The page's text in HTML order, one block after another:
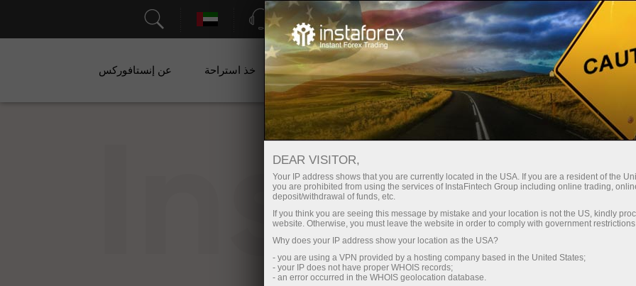
الدعم فتح الحساب الفوري منصة التداول
للمبتدئين للمستثمرين للشركاء الحملات خذ استراحة عن إنستافوركس
DEAR VISITOR,
Your IP address shows that you are currently located in the USA. If you are a resident of the
you are prohibited from using the services of InstaFintech Group including online trading,
deposit/withdrawal of funds, etc.
If you think you are seeing this message by mistake and your location is not the US, kindly
website. Otherwise, you must leave the website in order to comply with government
Why does your IP address show your location as the USA?
- you are using a VPN provided by a hosting company based in the United States;
- your IP does not have proper WHOIS records;
- an error occurred in the WHOIS geolocation database.